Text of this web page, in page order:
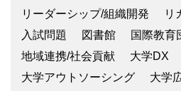
リーダーシップ/組織開発
リ
入試問題
図書館
国際教育
地域連携/社会貢献
大学DX
大学アウトソーシング
大学